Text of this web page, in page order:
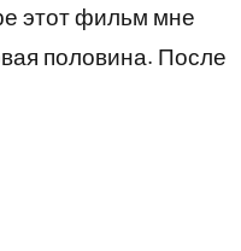
этот фильм мне
половина. После